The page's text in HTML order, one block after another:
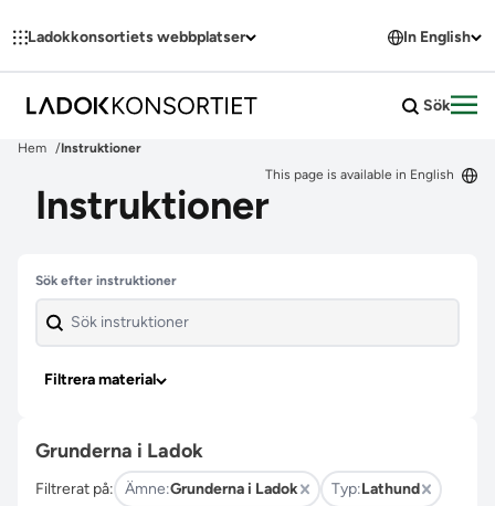
Ladokkonsortiets webbplatser In English
Sök
Hem
Instruktioner
This page is available in English
Instruktioner
Hoppa över filter
Sök efter instruktioner
Filtrera material
Grunderna i Ladok
Filtrerat på: Ämne:Grunderna i Ladok Typ:Lathund